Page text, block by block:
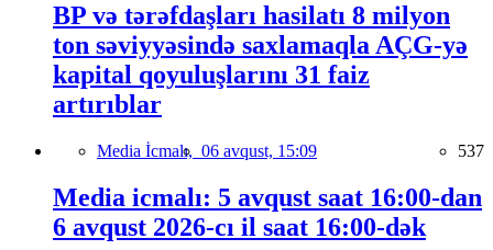
BP və tərəfdaşları hasilatı 8 milyon
ton səviyyəsində saxlamaqla AÇG-yə
kapital qoyuluşlarını 31 faiz
artırıblar
Media İcmalı, 06 avqust, 15:09 537
Media icmalı: 5 avqust saat 16:00-dan
6 avqust 2026-cı il saat 16:00-dək